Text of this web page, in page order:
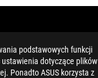
podstawowych funkcji
dotyczące plików
Ponadto ASUS korzysta z